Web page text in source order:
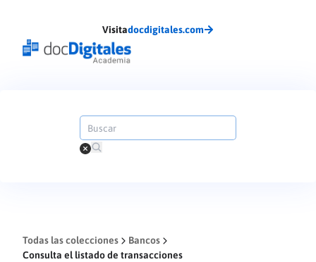
Visitadocdigitales.com
Todas las colecciones
Bancos
Consulta el listado de transacciones